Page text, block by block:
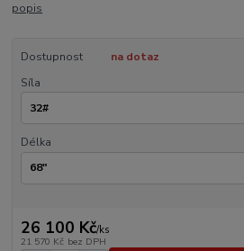
popis
Dostupnost
na dotaz
Síla
Délka
26 100 Kč/ks
21 570 Kč bez DPH